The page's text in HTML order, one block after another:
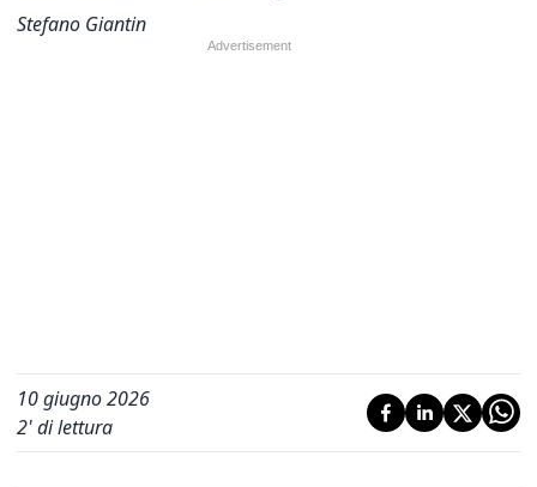
Stefano Giantin
10 giugno 2026
2' di lettura